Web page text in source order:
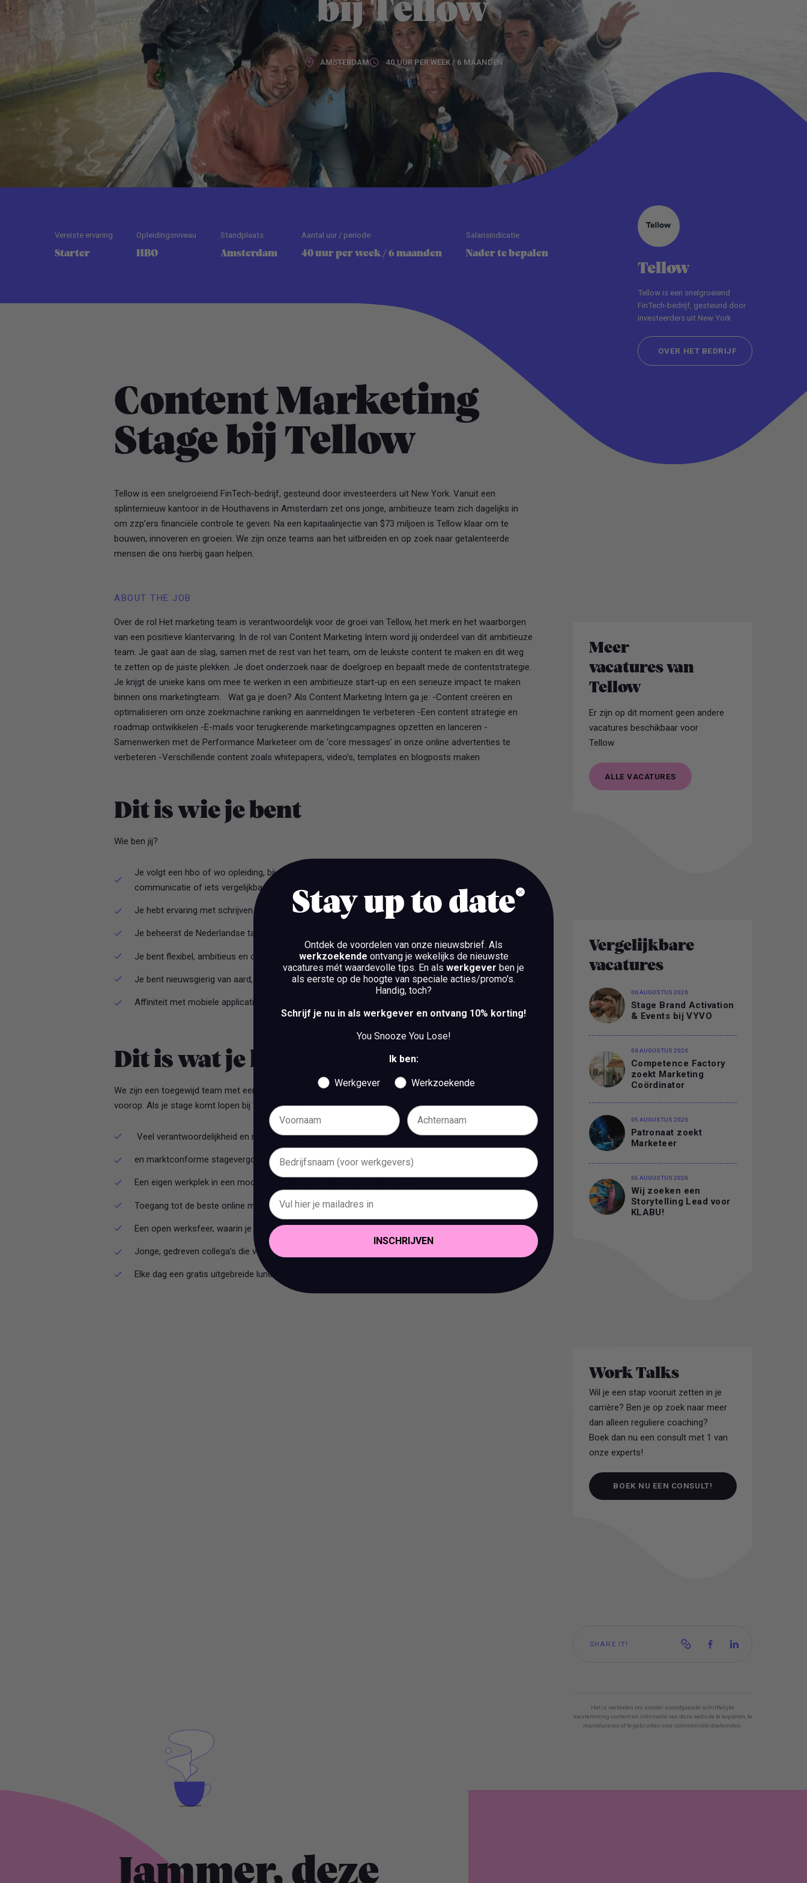
bij Tellow
AMSTERDAM 40 UUR PER WEEK / 6 MAANDEN
Vereiste ervaring
Starter
Opleidingsniveau
HBO
Standplaats
Amsterdam
Aantal uur / periode
40 uur per week / 6 maanden
Salarisindicatie
Nader te bepalen
Tellow
Tellow is een snelgroeiend
FinTech-bedrijf, gesteund door
investeerders uit New York
OVER HET BEDRIJF
Content Marketing
Stage bij Tellow
Tellow is een snelgroeiend FinTech-bedrijf, gesteund door investeerders uit New York. Vanuit een
splinternieuw kantoor in de Houthavens in Amsterdam zet ons jonge, ambitieuze team zich dagelijks in
om zzp’ers financiële controle te geven. Na een kapitaalinjectie van $73 miljoen is Tellow klaar om te
bouwen, innoveren en groeien. We zijn onze teams aan het uitbreiden en op zoek naar getalenteerde
mensen die ons hierbij gaan helpen.
ABOUT THE JOB
Over de rol Het marketing team is verantwoordelijk voor de groei van Tellow, het merk en het waarborgen
van een positieve klantervaring. In de rol van Content Marketing Intern word jij onderdeel van dit ambitieuze
team. Je gaat aan de slag, samen met de rest van het team, om de leukste content te maken en dit weg
te zetten op de juiste plekken. Je doet onderzoek naar de doelgroep en bepaalt mede de contentstrategie.
Je krijgt de unieke kans om mee te werken in een ambitieuze start-up en een serieuze impact te maken
binnen ons marketingteam. Wat ga je doen? Als Content Marketing Intern ga je: -Content creëren en
optimaliseren om onze zoekmachine ranking en aanmeldingen te verbeteren -Een content strategie en
roadmap ontwikkelen -E-mails voor terugkerende marketingcampagnes opzetten en lanceren -
Samenwerken met de Performance Marketeer om de ‘core messages’ in onze online advertenties te
verbeteren -Verschillende content zoals whitepapers, video’s, templates en blogposts maken
Dit is wie je bent
Wie ben jij?
Je volgt een hbo of wo opleiding, bij voorkeur in de richting van marketing, journalistiek,
communicatie of iets vergelijkbaars
Je hebt ervaring met schrijven
Je beheerst de Nederlandse taal uitstekend en kunt een gesprek voeren in het Engels
Je bent flexibel, ambitieus en ondernemend
Je bent nieuwsgierig van aard, en vindt het leuk om je in te lezen in totaal nieuwe onderwerpen
Affiniteit met mobiele applicaties en digitale oplossingen is een pré.
Dit is wat je krijgt
We zijn een toegewijd team met een ambitieuze missie, maar plezier hebben tijdens het werk staat bij ons
voorop. Als je stage komt lopen bij Tellow krijg je:
Veel verantwoordelijkheid en mogelijkheden om jezelf te ontwikkelen
en marktconforme stagevergoeding
Een eigen werkplek in een mooi, nieuw kantoor met uitzicht over het IJ
Toegang tot de beste online marketing tools
Een open werksfeer, waarin je eerlijke feedback kunt geven en ontvangen
Jonge, gedreven collega’s die van een feestje houden
Elke dag een gratis uitgebreide lunch op kantoor.
Meer
vacatures van
Tellow
Er zijn op dit moment geen andere
vacatures beschikbaar voor
Tellow
ALLE VACATURES
Vergelijkbare
vacatures
06 AUGUSTUS 2026
Stage Brand Activation
& Events bij VYVO
06 AUGUSTUS 2026
Competence Factory
zoekt Marketing
Coördinator
05 AUGUSTUS 2026
Patronaat zoekt
Marketeer
05 AUGUSTUS 2026
Wij zoeken een
Storytelling Lead voor
KLABU!
Work Talks
Wil je een stap vooruit zetten in je
carrière? Ben je op zoek naar meer
dan alleen reguliere coaching?
Boek dan nu een consult met 1 van
onze experts!
BOEK NU EEN CONSULT!
SHARE IT!
Het is verboden om zonder voorafgaande schriftelijke
toestemming content en informatie van deze website te kopiëren, te
reproduceren of te gebruiken voor commerciële doeleinden.
Jammer, deze
Stay up to date
Ontdek de voordelen van onze nieuwsbrief. Als
werkzoekende ontvang je wekelijks de nieuwste
vacatures mét waardevolle tips. En als werkgever ben je
als eerste op de hoogte van speciale acties/promo's.
Handig, toch?
Schrijf je nu in als werkgever en ontvang 10% korting!
You Snooze You Lose!
Ik ben:
Werkgever Werkzoekende
INSCHRIJVEN